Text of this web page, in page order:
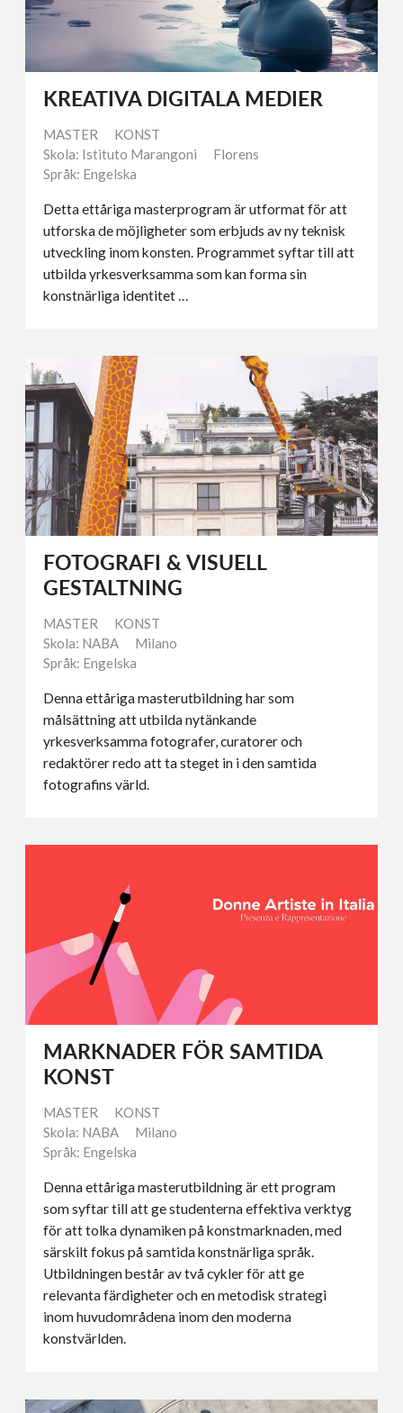
KREATIVA DIGITALA MEDIER
MASTER
KONST
Skola: Istituto Marangoni
Florens
Språk: Engelska
Detta ettåriga masterprogram är utformat för att
utforska de möjligheter som erbjuds av ny teknisk
utveckling inom konsten. Programmet syftar till att
utbilda yrkesverksamma som kan forma sin
konstnärliga identitet …
FOTOGRAFI & VISUELL
GESTALTNING
MASTER
KONST
Skola: NABA
Milano
Språk: Engelska
Denna ettåriga masterutbildning har som
målsättning att utbilda nytänkande
yrkesverksamma fotografer, curatorer och
redaktörer redo att ta steget in i den samtida
fotografins värld.
MARKNADER FÖR SAMTIDA
KONST
MASTER
KONST
Skola: NABA
Milano
Språk: Engelska
Denna ettåriga masterutbildning är ett program
som syftar till att ge studenterna effektiva verktyg
för att tolka dynamiken på konstmarknaden, med
särskilt fokus på samtida konstnärliga språk.
Utbildningen består av två cykler för att ge
relevanta färdigheter och en metodisk strategi
inom huvudområdena inom den moderna
konstvärlden.